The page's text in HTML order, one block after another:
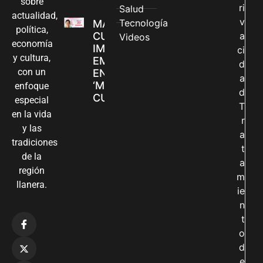
actualidad,
política,
economía
y cultura,
con un
enfoque
especial
en la vida
y las
tradiciones
de la
región
llanera.
MADRES
CUIDADORAS
IMPULSAN SUS
EMPRENDIMIENTOS
EN LA FERIA
‘MANOS QUE
CUIDAN Y CREAN’
Salud
Tecnología
Videos
ri
v
a
ci
d
a
d
T
r
a
t
a
m
ie
n
t
o
d